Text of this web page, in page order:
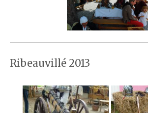
Ribeauvillé 2013